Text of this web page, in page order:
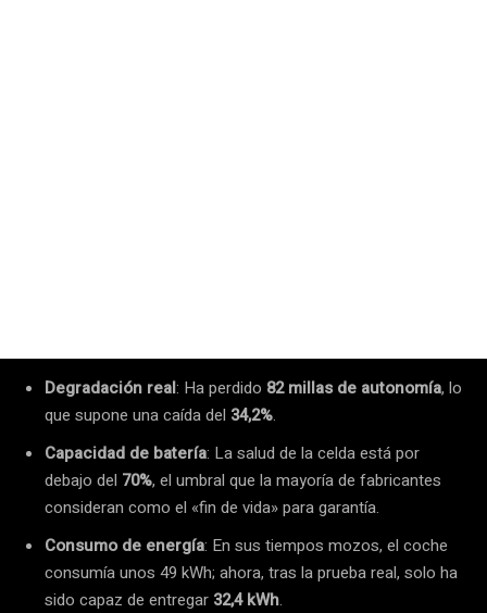
Degradación real: Ha perdido 82 millas de autonomía, lo
que supone una caída del 34,2%.
Capacidad de batería: La salud de la celda está por
debajo del 70%, el umbral que la mayoría de fabricantes
consideran como el «fin de vida» para garantía.
Consumo de energía: En sus tiempos mozos, el coche
consumía unos 49 kWh; ahora, tras la prueba real, solo ha
sido capaz de entregar 32,4 kWh.